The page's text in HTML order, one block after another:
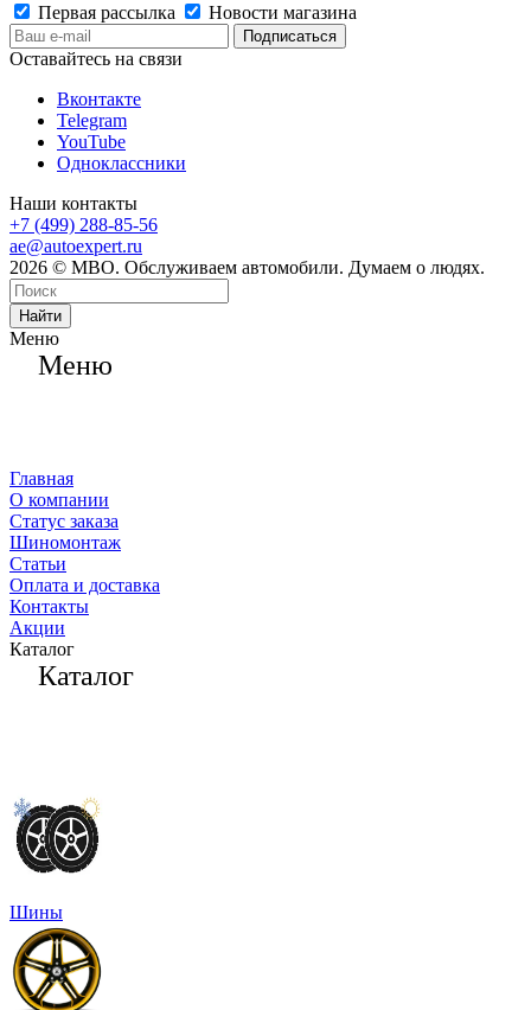
Первая рассылка
Новости магазина
Оставайтесь на связи
Вконтакте
Telegram
YouTube
Одноклассники
Наши контакты
+7 (499) 288-85-56
ae@autoexpert.ru
2026 © МВО. Обслуживаем автомобили. Думаем о людях.
Найти
Меню
Меню
Главная
О компании
Статус заказа
Шиномонтаж
Статьи
Оплата и доставка
Контакты
Акции
Каталог
Каталог
Шины